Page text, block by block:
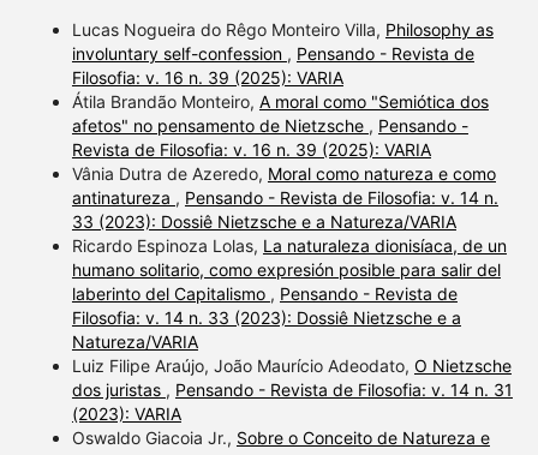
Lucas Nogueira do Rêgo Monteiro Villa, Philosophy as
involuntary self-confession , Pensando - Revista de
Filosofia: v. 16 n. 39 (2025): VARIA
Átila Brandão Monteiro, A moral como "Semiótica dos
afetos" no pensamento de Nietzsche , Pensando -
Revista de Filosofia: v. 16 n. 39 (2025): VARIA
Vânia Dutra de Azeredo, Moral como natureza e como
antinatureza , Pensando - Revista de Filosofia: v. 14 n.
33 (2023): Dossiê Nietzsche e a Natureza/VARIA
Ricardo Espinoza Lolas, La naturaleza dionisíaca, de un
humano solitario, como expresión posible para salir del
laberinto del Capitalismo , Pensando - Revista de
Filosofia: v. 14 n. 33 (2023): Dossiê Nietzsche e a
Natureza/VARIA
Luiz Filipe Araújo, João Maurício Adeodato, O Nietzsche
dos juristas , Pensando - Revista de Filosofia: v. 14 n. 31
(2023): VARIA
Oswaldo Giacoia Jr., Sobre o Conceito de Natureza e